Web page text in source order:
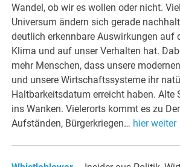
Wandel, ob wir es wollen oder nicht.
Universum ändern sich gerade
deutlich erkennbare Auswirkungen auf
Klima und auf unser Verhalten hat.
mehr Menschen, dass unsere
und unsere Wirtschaftssysteme ihr
Haltbarkeitsdatum erreicht haben. Alte
ins Wanken. Vielerorts kommt es zu
Aufständen, Bürgerkriegen… hier weiter